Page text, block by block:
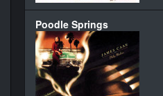
Poodle Springs